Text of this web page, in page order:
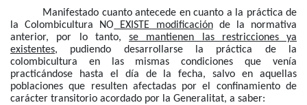
Manifestado cuanto antecede en cuanto a la práctica de
la Colombicultura NO EXISTE modificaciónde la normativa
anterior, por lo tanto, se mantienen las restricciones ya
existentes, pudiendo desarrollarse la práctica de la
colombicultura en las mismas condiciones que venía
practicándose hasta el día de la fecha, salvo en aquellas
poblaciones que resulten afectadas por el confinamiento de
carácter transitorio acordado por la Generalitat, a saber: